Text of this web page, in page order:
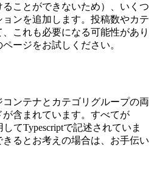
んでした。今のところ、スクロ
ージの探索を促進するつもりで
合（たとえば、ユーザーが探し
ことができないため）、いくつ
これも必要になる可能性があり
ージをお試しください。
ンテナとカテゴリグループの両
含まれています。すべてが